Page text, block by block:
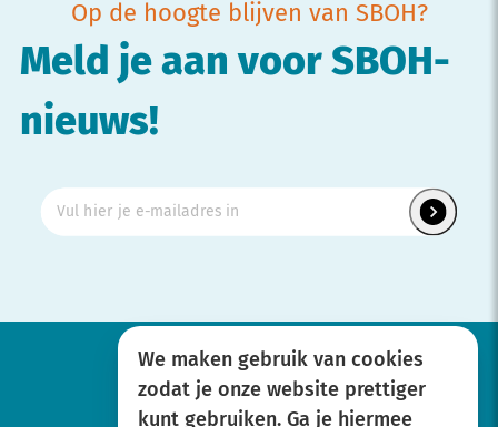
Op de hoogte blijven van SBOH?
Meld je aan voor SBOH-
nieuws!
Werken bij
We maken gebruik van cookies
zodat je onze website prettiger
kunt gebruiken. Ga je hiermee